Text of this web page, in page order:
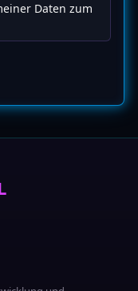
Daten zum